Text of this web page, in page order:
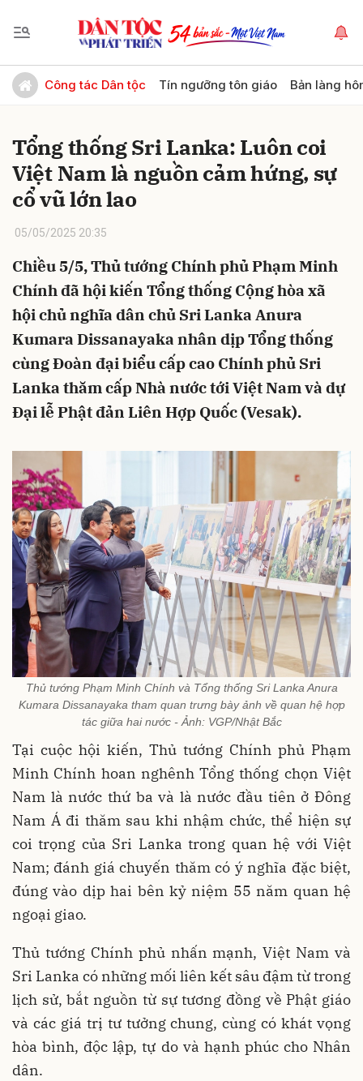
Công tác Dân tộc Tín ngưỡng tôn giáo Bản làng
Tổng thống Sri Lanka: Luôn coi
Việt Nam là nguồn cảm hứng, sự
cổ vũ lớn lao
05/05/2025 20:35
Chiều 5/5, Thủ tướng Chính phủ Phạm Minh
Chính đã hội kiến Tổng thống Cộng hòa xã
hội chủ nghĩa dân chủ Sri Lanka Anura
Kumara Dissanayaka nhân dịp Tổng thống
cùng Đoàn đại biểu cấp cao Chính phủ Sri
Lanka thăm cấp Nhà nước tới Việt Nam và dự
Đại lễ Phật đản Liên Hợp Quốc (Vesak).
Thủ tướng Phạm Minh Chính và Tổng thống Sri Lanka Anura
Kumara Dissanayaka tham quan trưng bày ảnh về quan hệ hợp
tác giữa hai nước - Ảnh: VGP/Nhật Bắc
Tại cuộc hội kiến, Thủ tướng Chính phủ Phạm
Minh Chính hoan nghênh Tổng thống chọn Việt
Nam là nước thứ ba và là nước đầu tiên ở Đông
Nam Á đi thăm sau khi nhậm chức, thể hiện sự
coi trọng của Sri Lanka trong quan hệ với Việt
Nam; đánh giá chuyến thăm có ý nghĩa đặc biệt,
đúng vào dịp hai bên kỷ niệm 55 năm quan hệ
ngoại giao.
Thủ tướng Chính phủ nhấn mạnh, Việt Nam và
Sri Lanka có những mối liên kết sâu đậm từ trong
lịch sử, bắt nguồn từ sự tương đồng về Phật giáo
và các giá trị tư tưởng chung, cùng có khát vọng
hòa bình, độc lập, tự do và hạnh phúc cho Nhân
dân.
Gửi bình luận